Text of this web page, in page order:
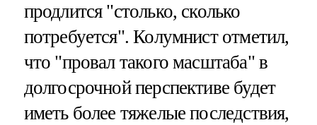
продлится "столько, сколько
потребуется". Колумнист отметил,
что "провал такого масштаба" в
долгосрочной перспективе будет
иметь более тяжелые последствия,